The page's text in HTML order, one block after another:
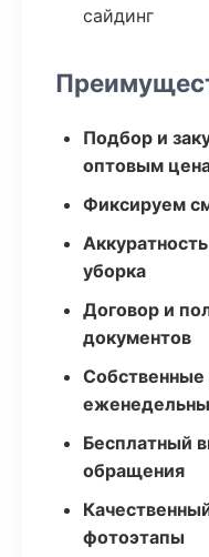
сайдинг
Подбор и
оптовым
Фиксируем
уборка
Договор и
документов
Бесплатный
обращения
фотоэтапы